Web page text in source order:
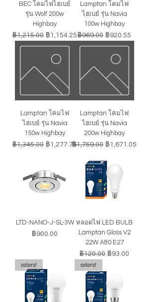
BEC โคมไฟไฮเบย์
รุ่น Wolf 200w
Highbay
ราคาปกติ
฿1,215.00 ราคาขายลด
฿1,154.25
Lamptan โคมไฟ
ไฮเบย์ รุ่น Navia
100w Highbay
ราคาปกติ
฿969.00 ราคาขายลด
฿920.55
Lamptan โคมไฟ
ไฮเบย์ รุ่น Navia
150w Highbay
ราคาปกติ
฿1,345.00 ราคาขายลด
฿1,277.75
Lamptan โคมไฟ
ไฮเบย์ รุ่น Navia
200w Highbay
ราคาปกติ
฿1,759.00 ราคาขายลด
฿1,671.05
LTD-NANO-J-SL-3W
ราคา
฿900.00
หลอดไฟ LED BULB
Lamptan Gloss V2
22W A80 E27
ราคาปกติ
฿120.00 ราคาขายลด
฿93.00
colors!
colors!